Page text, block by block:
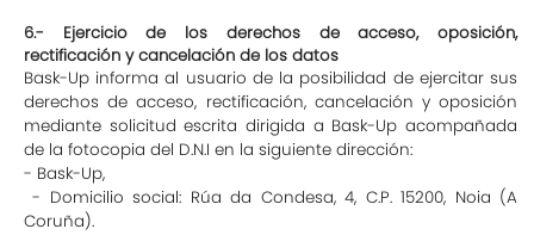
6.- Ejercicio de los derechos de acceso, oposición,
rectificación y cancelación de los datos
Bask-Up informa al usuario de la posibilidad de ejercitar sus
derechos de acceso, rectificación, cancelación y oposición
mediante solicitud escrita dirigida a Bask-Up acompañada
de la fotocopia del D.N.I en la siguiente dirección:
- Bask-Up,
- Domicilio social: Rúa da Condesa, 4, C.P. 15200, Noia (A
Coruña).